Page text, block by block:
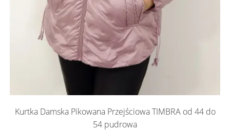
Kurtka Damska Pikowana Przejściowa TIMBRA od 44 do
54 pudrowa